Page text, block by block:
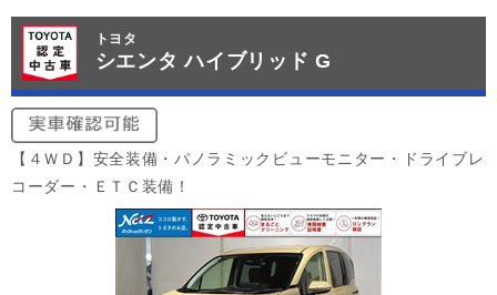
トヨタ
シエンタ ハイブリッド G
【４ＷＤ】安全装備・パノラミックビューモニター・ドライブレ
コーダー・ＥＴＣ装備！